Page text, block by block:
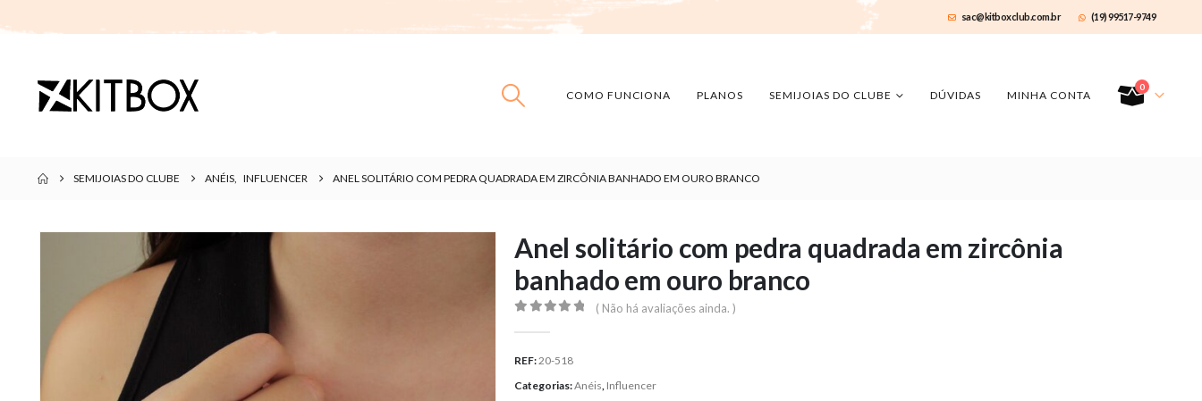
sac@kitboxclub.com.br (19) 99517-9749
COMO FUNCIONA PLANOS SEMIJOIAS DO CLUBE DÚVIDAS MINHA CONTA
0
SEMIJOIAS DO CLUBE ANÉIS, INFLUENCER ANEL SOLITÁRIO COM PEDRA QUADRADA EM ZIRCÔNIA BANHADO EM OURO BRANCO
Anel solitário com pedra quadrada em zircônia
banhado em ouro branco
( Não há avaliações ainda. )
REF:20-518
Categorias:Anéis Influencer